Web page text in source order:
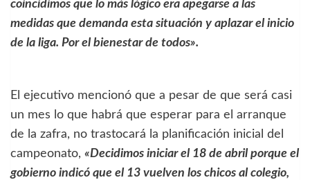
coincidimos que lo más lógico era apegarse a las
medidas que demanda esta situación y aplazar el inicio
de la liga. Por el bienestar de todos».
El ejecutivo mencionó que a pesar de que será casi
un mes lo que habrá que esperar para el arranque
de la zafra, no trastocará la planificación inicial del
campeonato, «Decidimos iniciar el 18 de abril porque el
gobierno indicó que el 13 vuelven los chicos al colegio,